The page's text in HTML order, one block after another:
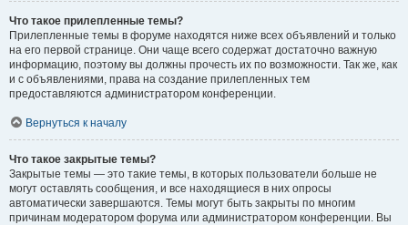
Что такое прилепленные темы?
Прилепленные темы в форуме находятся ниже всех объявлений и только
на его первой странице. Они чаще всего содержат достаточно важную
информацию, поэтому вы должны прочесть их по возможности. Так же, как
и с объявлениями, права на создание прилепленных тем
предоставляются администратором конференции.
Вернуться к началу
Что такое закрытые темы?
Закрытые темы — это такие темы, в которых пользователи больше не
могут оставлять сообщения, и все находящиеся в них опросы
автоматически завершаются. Темы могут быть закрыты по многим
причинам модератором форума или администратором конференции. Вы